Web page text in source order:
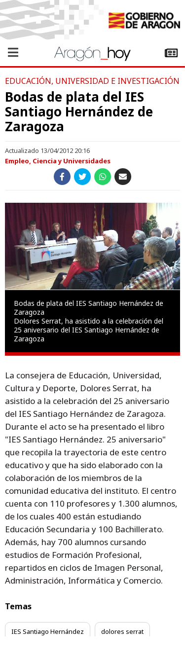
EDUCACIÓN, UNIVERSIDAD E INVESTIGACIÓN
Bodas de plata del IES
Santiago Hernández de
Zaragoza
Actualizado 13/04/2012 20:16
Empleo, Ciencia y Universidades
Bodas de plata del IES Santiago Hernández de
Zaragoza
Dolores Serrat, ha asistido a la celebración del
25 aniversario del IES Santiago Hernández de
Zaragoza
La consejera de Educación, Universidad,
Cultura y Deporte, Dolores Serrat, ha
asistido a la celebración del 25 aniversario
del IES Santiago Hernández de Zaragoza.
Durante el acto se ha presentado el libro
"IES Santiago Hernández. 25 aniversario"
que recopila la trayectoria de este centro
educativo y que ha sido elaborado con la
colaboración de los miembros de la
comunidad educativa del instituto. El centro
cuenta con 110 profesores y 1.300 alumnos,
de los cuales 400 están estudiando
Educación Secundaria y 100 Bachillerato.
Además, hay 700 alumnos cursando
estudios de Formación Profesional,
repartidos en ciclos de Imagen Personal,
Administración, Informática y Comercio.
Temas
IES Santiago Hernández dolores serrat